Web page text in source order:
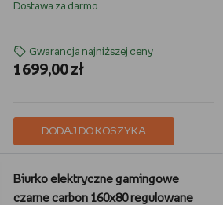
Dostawa za darmo
Gwarancja najniższej ceny
1699,00 zł
DODAJ DO KOSZYKA
Biurko elektryczne gamingowe
czarne carbon 160x80 regulowane